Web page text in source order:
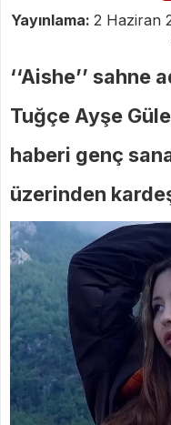
Yayınlama: 2 Haziran
‘‘Aishe’’ sahne
Tuğçe Ayşe
haberi genç
üzerinden